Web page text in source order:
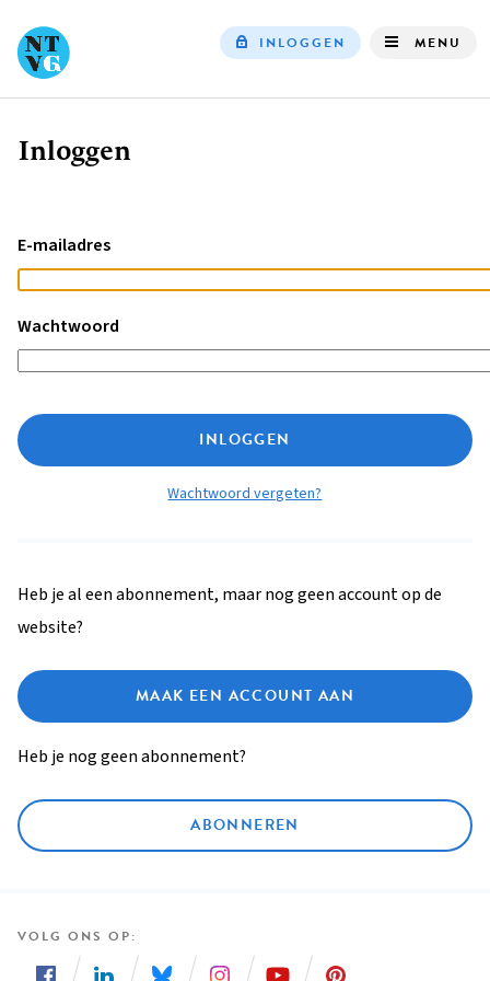
INLOGGEN MENU
Kruimelpad
Inloggen
E-mailadres
Wachtwoord
INLOGGEN
Wachtwoord vergeten?
Heb je al een abonnement, maar nog geen account op de
website?
MAAK EEN ACCOUNT AAN
Heb je nog geen abonnement?
ABONNEREN
VOLG ONS OP